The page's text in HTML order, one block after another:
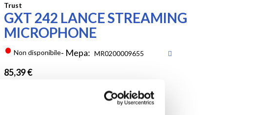
Trust
GXT 242 LANCE STREAMING
MICROPHONE
85,39 €
Non disponibile- Mepa: